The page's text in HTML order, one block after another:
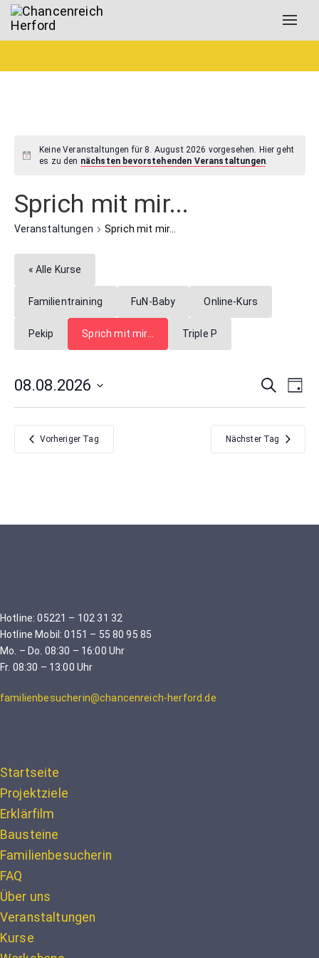
Keine Veranstaltungen für 8. August 2026 vorgesehen. Hier geht
es zu den nächsten bevorstehenden Veranstaltungen.
Sprich mit mir...
Veranstaltungen Sprich mit mir...
« Alle Kurse
Familientraining FuN-Baby Online-Kurs
Pekip Sprich mit mir… Triple P
Suche
und
Suche
Tag
08.08.2026
wählen.
Vorheriger Tag Nächster Tag
Hotline: 05221 – 102 31 32
Hotline Mobil: 0151 – 55 80 95 85
Mo. – Do. 08:30 – 16:00 Uhr
Fr. 08:30 – 13:00 Uhr
familienbesucherin@chancenreich-herford.de
Startseite
Projektziele
Erklärfilm
Bausteine
Familienbesucherin
FAQ
Über uns
Veranstaltungen
Kurse